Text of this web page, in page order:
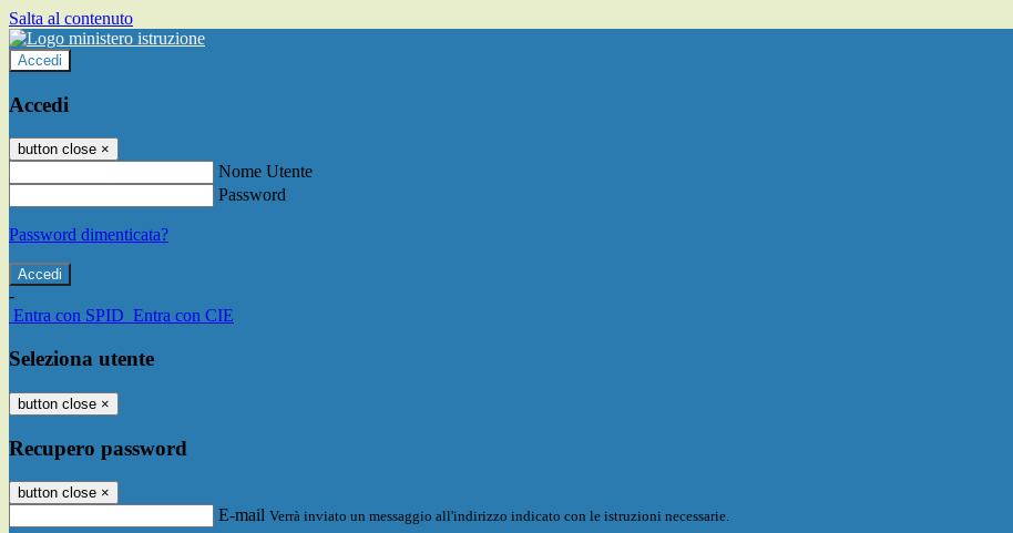
Salta al contenuto
Accedi
Accedi
button close ×
Nome Utente
Password
Password dimenticata?
-
Entra con SPID Entra con CIE
Seleziona utente
button close ×
Recupero password
button close ×
E-mail Verrà inviato un messaggio all'indirizzo indicato con le istruzioni necessarie.